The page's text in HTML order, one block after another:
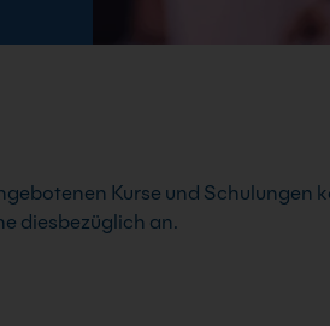
Kurse und
diesbezüglich an.